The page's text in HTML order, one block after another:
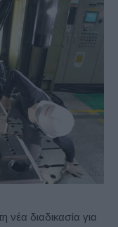
νέα διαδικασία για